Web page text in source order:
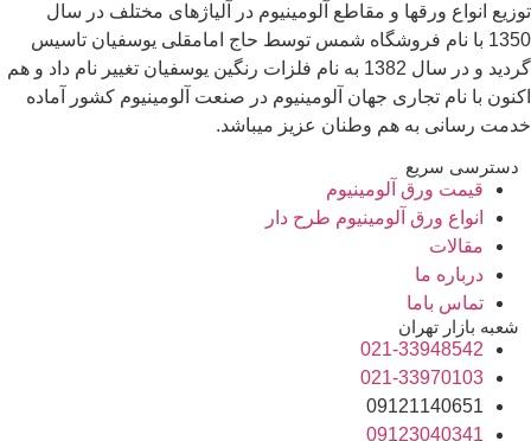
توزیع انواع ورقها و مقاطع آلومینیوم در آلیاژهای مختلف در سال
1350 با نام فروشگاه شمس توسط حاج امامقلی یوسفیان تاسیس
گردید و در سال 1382 به نام فلزات رنگین یوسفیان تغییر نام داد و هم
اکنون با نام تجاری جهان آلومینیوم در صنعت آلومینیوم کشور آماده
خدمت رسانی به هم وطنان عزیز میباشد.
دسترسی سریع
قیمت ورق آلومینیوم
انواع ورق آلومینیوم طرح دار
مقالات
درباره ما
تماس باما
شعبه بازار تهران
021-33948542
021-33970103
09121140651
09123040341